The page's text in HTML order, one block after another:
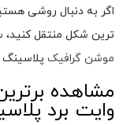
اگر به دنبال روشی
ترین شکل منتقل
موشن گرافیک
مشاهده
وایت برد